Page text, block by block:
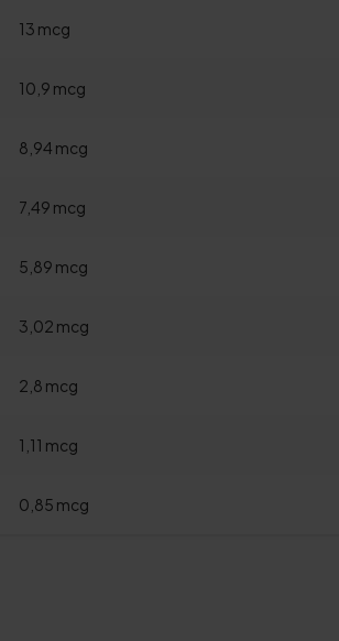
13 mcg
10,9 mcg
8,94 mcg
7,49 mcg
5,89 mcg
3,02 mcg
2,8 mcg
1,11 mcg
0,85 mcg